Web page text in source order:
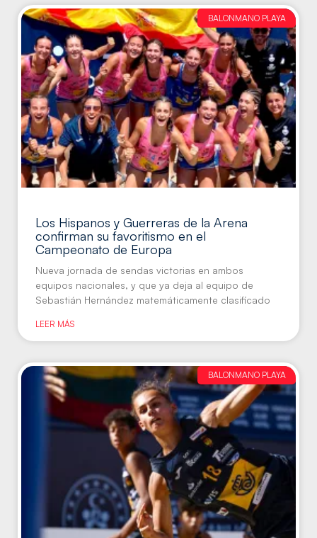
BALONMANO PLAYA
Los Hispanos y Guerreras de la Arena
confirman su favoritismo en el
Campeonato de Europa
Nueva jornada de sendas victorias en ambos
equipos nacionales, y que ya deja al equipo de
Sebastián Hernández matemáticamente clasificado
LEER MÁS
BALONMANO PLAYA